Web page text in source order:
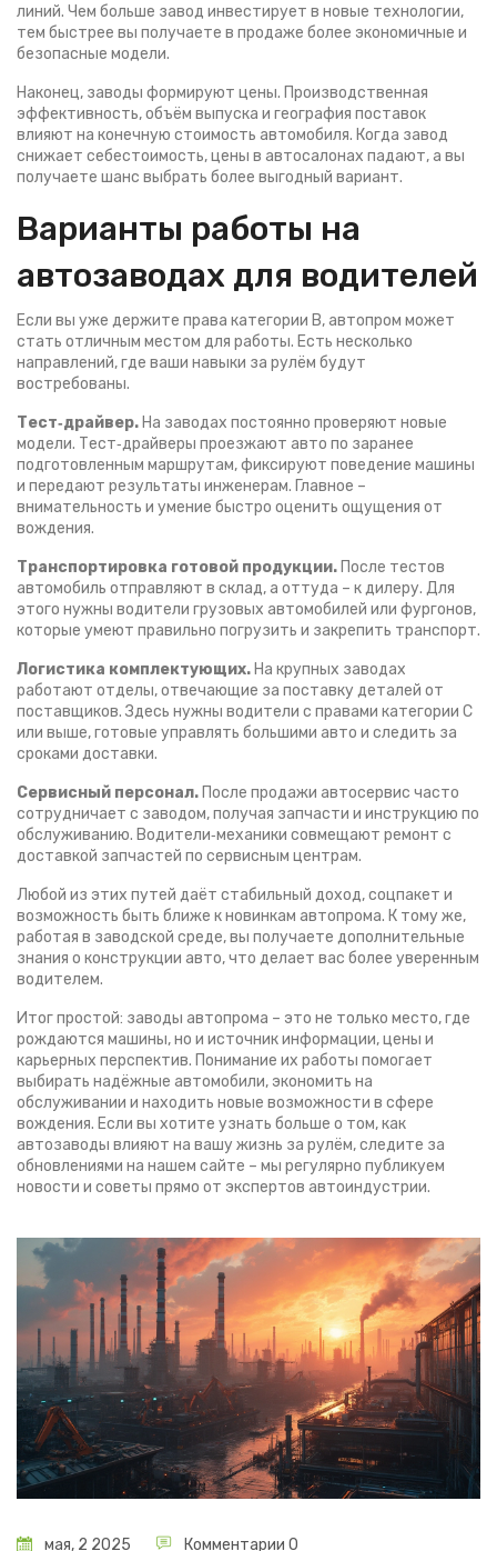
линий. Чем больше завод инвестирует в новые технологии,
тем быстрее вы получаете в продаже более экономичные и
безопасные модели.
Наконец, заводы формируют цены. Производственная
эффективность, объём выпуска и география поставок
влияют на конечную стоимость автомобиля. Когда завод
снижает себестоимость, цены в автосалонах падают, а вы
получаете шанс выбрать более выгодный вариант.
Варианты работы на
автозаводах для водителей
Если вы уже держите права категории B, автопром может
стать отличным местом для работы. Есть несколько
направлений, где ваши навыки за рулём будут
востребованы.
Тест‑драйвер. На заводах постоянно проверяют новые
модели. Тест‑драйверы проезжают авто по заранее
подготовленным маршрутам, фиксируют поведение машины
и передают результаты инженерам. Главное –
внимательность и умение быстро оценить ощущения от
вождения.
Транспортировка готовой продукции. После тестов
автомобиль отправляют в склад, а оттуда – к дилеру. Для
этого нужны водители грузовых автомобилей или фургонов,
которые умеют правильно погрузить и закрепить транспорт.
Логистика комплектующих. На крупных заводах
работают отделы, отвечающие за поставку деталей от
поставщиков. Здесь нужны водители с правами категории C
или выше, готовые управлять большими авто и следить за
сроками доставки.
Сервисный персонал. После продажи автосервис часто
сотрудничает с заводом, получая запчасти и инструкцию по
обслуживанию. Водители‑механики совмещают ремонт с
доставкой запчастей по сервисным центрам.
Любой из этих путей даёт стабильный доход, соцпакет и
возможность быть ближе к новинкам автопрома. К тому же,
работая в заводской среде, вы получаете дополнительные
знания о конструкции авто, что делает вас более уверенным
водителем.
Итог простой: заводы автопрома – это не только место, где
рождаются машины, но и источник информации, цены и
карьерных перспектив. Понимание их работы помогает
выбирать надёжные автомобили, экономить на
обслуживании и находить новые возможности в сфере
вождения. Если вы хотите узнать больше о том, как
автозаводы влияют на вашу жизнь за рулём, следите за
обновлениями на нашем сайте – мы регулярно публикуем
новости и советы прямо от экспертов автоиндустрии.
мая, 2 2025 Комментарии 0